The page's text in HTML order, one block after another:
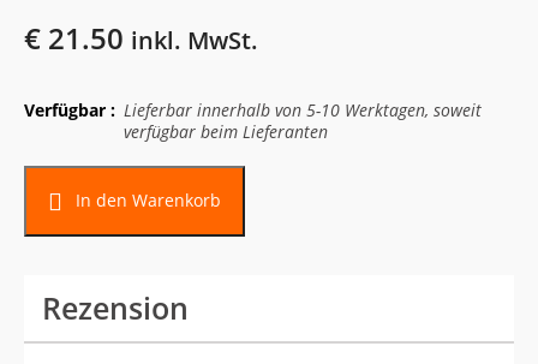
€ 21.50 inkl. MwSt.
Verfügbar : Lieferbar innerhalb von 5-10 Werktagen, soweit
verfügbar beim Lieferanten
In den Warenkorb
Rezension